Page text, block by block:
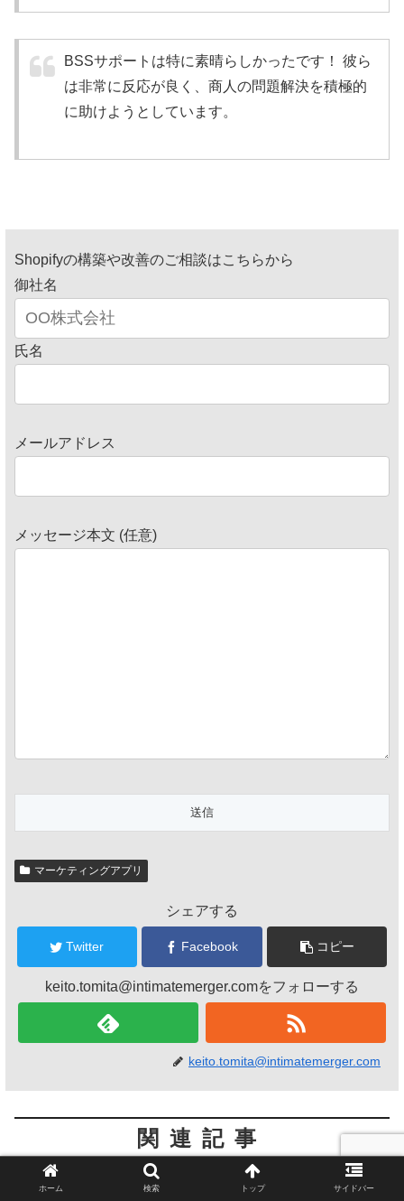
BSSサポートは特に素晴らしかったです！ 彼ら
は非常に反応が良く、商人の問題解決を積極的
に助けようとしています。
Shopifyの構築や改善のご相談はこちらから
御社名
氏名
メールアドレス
メッセージ本文 (任意)
マーケティングアプリ
シェアする
Twitter Facebook コピー
keito.tomita@intimatemerger.comをフォローする
keito.tomita@intimatemerger.com
関連記事
マーケティングアプリ 2024年1月急上昇版：Shopifyの
ホーム 検索 トップ サイドバー